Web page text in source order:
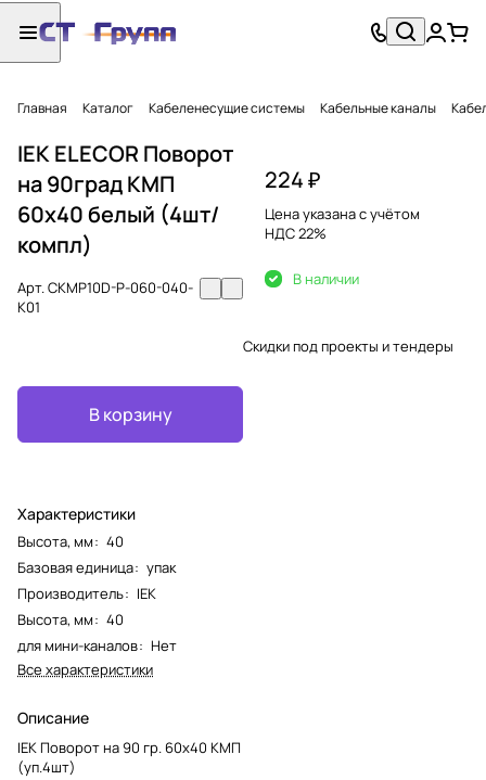
Главная Каталог Кабеленесущие системы Кабельные каналы
IEK ELECOR Поворот
на 90град КМП
60х40 белый (4шт/
компл)
Арт.CKMP10D-P-060-040-
K01
В корзину
Характеристики
Высота, мм: 40
Базовая единица: упак
Производитель: IEK
Высота, мм: 40
для мини-каналов: Нет
Все характеристики
Описание
IEK Поворот на 90 гр. 60x40 КМП
(уп.4шт)
224 ₽
Цена указана с учётом
НДС 22%
В наличии
Скидки под проекты и тендеры